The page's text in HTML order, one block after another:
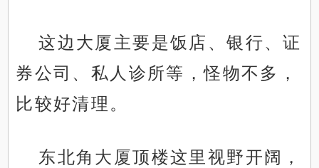
这边大厦主要是饭店、银行、证
券公司、私人诊所等，怪物不多，
比较好清理。
东北角大厦顶楼这里视野开阔，